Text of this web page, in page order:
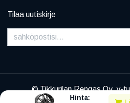
Hinta:
Tilaa uutiskirje
© Tikkurilan Rengas Oy, y-
|